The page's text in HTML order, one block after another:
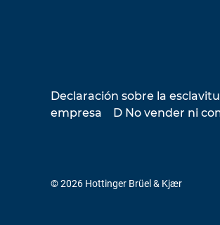
Declaración sobre la
empresa
D No vender ni
© 2026 Hottinger Brüel & Kjær